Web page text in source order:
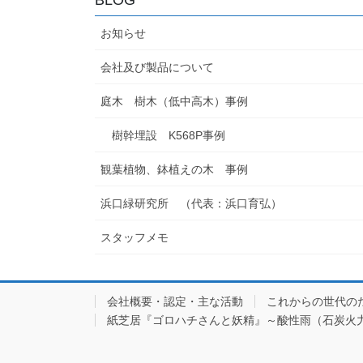
お知らせ
会社及び製品について
庭木 樹木（低中高木）事例
樹幹埋設 K568P事例
観葉植物、鉢植えの木 事例
浜口緑研究所 （代表：浜口育弘）
スタッフメモ
会社概要・認定・主な活動
これからの世代の
紙芝居『ゴロハチさんと妖精』～酸性雨（石炭火